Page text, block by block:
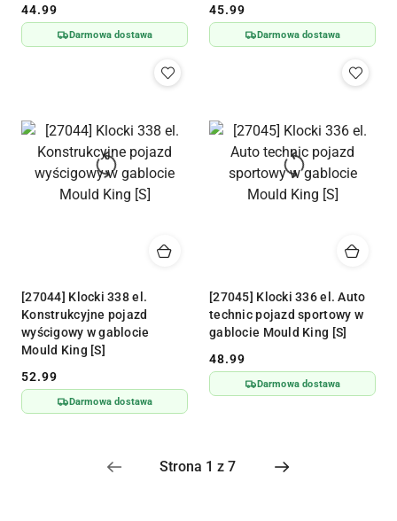
Cena:
44.99
Darmowa dostawa
Cena:
45.99
Darmowa dostawa
[27044] Klocki 338 el.
Konstrukcyjne pojazd
wyścigowy w gablocie
Mould King [S]
Cena:
52.99
Darmowa dostawa
[27045] Klocki 336 el. Auto
technic pojazd sportowy w
gablocie Mould King [S]
Cena:
48.99
Darmowa dostawa